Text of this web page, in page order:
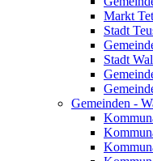
Markt
Stadt
Stadt
Gemeinden -